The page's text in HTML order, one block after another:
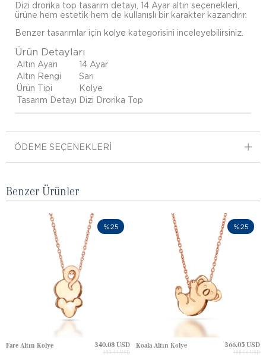
Dizi drorika top tasarım detayı, 14 Ayar altın seçenekleri,
ürüne hem estetik hem de kullanışlı bir karakter kazandırır.
Benzer tasarımlar için kolye kategorisini inceleyebilirsiniz.
Ürün Detayları
Altın Ayarı
14 Ayar
Altın Rengi
Sarı
Ürün Tipi
Kolye
Tasarım Detayı Dizi Drorika Top
ÖDEME SEÇENEKLERI
Benzer Ürünler
Fare Altın Kolye 340.08 USD
453.44 USD
%25
Koala Altın Kolye 366.05 USD
488.06 USD
%25